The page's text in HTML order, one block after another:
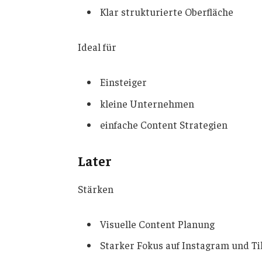
Klar strukturierte Oberfläche
Ideal für
Einsteiger
kleine Unternehmen
einfache Content Strategien
Later
Stärken
Visuelle Content Planung
Starker Fokus auf Instagram und